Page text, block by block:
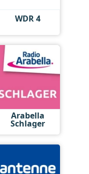
WDR 4
Arabella
Schlager